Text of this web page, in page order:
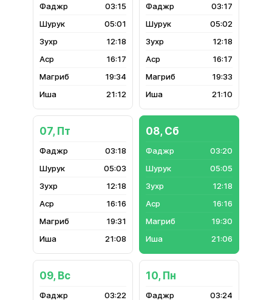
03:15
05:01
12:18
16:17
19:34
21:12
03:17
05:02
12:18
16:17
19:33
21:10
07, Пт
03:18
05:03
12:18
16:16
19:31
21:08
08, Сб
03:20
05:05
12:18
16:16
19:30
21:06
09, Вс
03:22
10, Пн
03:24